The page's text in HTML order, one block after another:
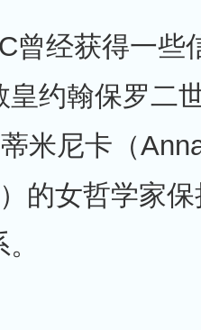
曾经获得一些
皇约翰保罗二
米尼卡（
的女哲学家